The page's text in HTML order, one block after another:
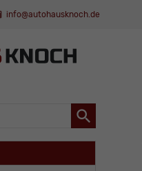
info@autohausknoch.de